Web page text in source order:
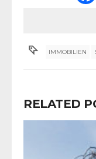
IMMOBILIEN
RELATED